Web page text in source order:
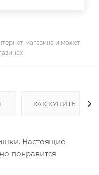
магазина и может
КАК КУПИТЬ
Настоящие
понравится